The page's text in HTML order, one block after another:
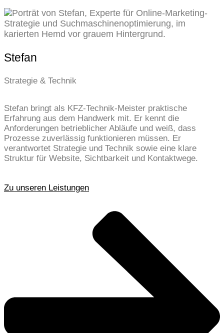
Stefan
Strategie & Technik
Stefan bringt als KFZ-Technik-Meister praktische
Erfahrung aus dem Handwerk mit. Er kennt die
Anforderungen betrieblicher Abläufe und weiß, dass
Prozesse zuverlässig funktionieren müssen. Er
verantwortet Strategie und Technik sowie eine klare
Struktur für Website, Sichtbarkeit und Kontaktwege.
Zu unseren Leistungen